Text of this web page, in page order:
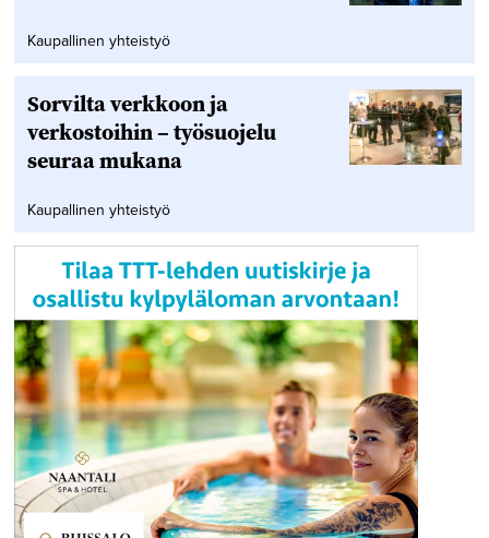
Kaupallinen yhteistyö
Sorvilta verkkoon ja
verkostoihin – työsuojelu
seuraa mukana
Kaupallinen yhteistyö